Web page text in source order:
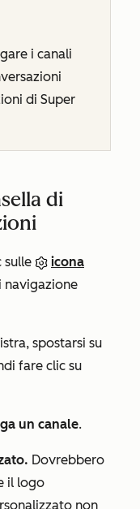
i canali
di Super
di
sulle
icona
navigazione
spostarsi su
fare clic su
un canale.
Dovrebbero
il logo
non